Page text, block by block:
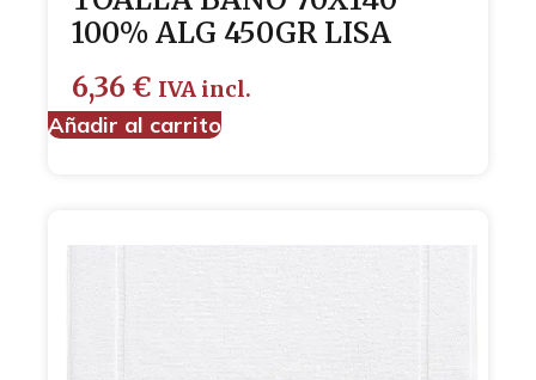
100% ALG 450GR LISA
6,36 € IVA incl.
Añadir al carrito